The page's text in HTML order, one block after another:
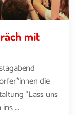
mit
die
“Lass uns
...